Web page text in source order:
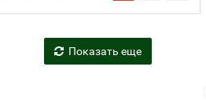
Показать еще